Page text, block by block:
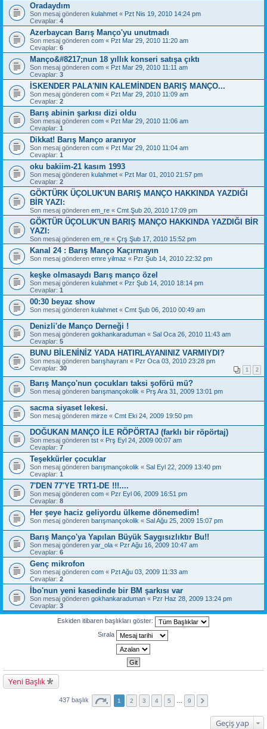
Oradaydım
Son mesaj gönderen kulahmet « Pzt Nis 19, 2010 14:24 pm
Cevaplar: 4
Azerbaycan Barış Manço'yu unutmadı
Son mesaj gönderen com « Pzt Mar 29, 2010 11:20 am
Cevaplar: 6
Manço&#8217;nun 18 yıllık konseri satışa çıktı
Son mesaj gönderen com « Pzt Mar 29, 2010 11:11 am
Cevaplar: 3
İSKENDER PALA'NIN KALEMİNDEN BARIŞ MANÇO...
Son mesaj gönderen com « Pzt Mar 29, 2010 11:09 am
Cevaplar: 2
Barış abinin şarkısı dizi oldu
Son mesaj gönderen com « Pzt Mar 29, 2010 11:06 am
Cevaplar: 1
Dikkat! Barış Manço aranıyor
Son mesaj gönderen com « Pzt Mar 29, 2010 11:04 am
Cevaplar: 1
oku bakiim-21 kasım 1993
Son mesaj gönderen kulahmet « Pzt Mar 01, 2010 21:57 pm
Cevaplar: 2
GÖKTÜRK ÜÇOLUK'UN BARIŞ MANÇO HAKKINDA YAZDIĞI
BİR YAZI:
Son mesaj gönderen em_re « Cmt Şub 20, 2010 17:09 pm
GÖKTÜR ÜÇOLUK'UN BARIŞ MANÇO HAKKINDA YAZDIĞI BİR
YAZI:
Son mesaj gönderen em_re « Çrş Şub 17, 2010 15:52 pm
Kanal 24 : Barış Manço Kaçırmayın
Son mesaj gönderen emre yilmaz « Pzr Şub 14, 2010 22:32 pm
keşke olmasaydı Barış manço özel
Son mesaj gönderen kulahmet « Pzr Şub 14, 2010 18:14 pm
Cevaplar: 1
00:30 beyaz show
Son mesaj gönderen kulahmet « Cmt Şub 06, 2010 00:49 am
Denizli'de Manço Derneği !
Son mesaj gönderen gokhankaraduman « Sal Oca 26, 2010 11:43 am
Cevaplar: 5
BUNU BİLENİNİZ YADA HATIRLAYANINIZ VARMIYDI?
Son mesaj gönderen barışhayranı « Pzr Oca 03, 2010 23:28 pm
Cevaplar: 30 1 2
Barış Manço'nun çocukları taksi şoförü mü?
Son mesaj gönderen barışmançokolik « Prş Ara 31, 2009 13:01 pm
sacma siyaset lekesi.
Son mesaj gönderen mirze « Cmt Eki 24, 2009 19:50 pm
DOĞUKAN MANÇO İLE RÖPÖRTAJ (farklı bir röpörtaj)
Son mesaj gönderen tst « Prş Eyl 24, 2009 00:07 am
Cevaplar: 7
Teşekkürler çocuklar
Son mesaj gönderen barışmançokolik « Sal Eyl 22, 2009 13:40 pm
Cevaplar: 1
7'DEN 77'YE TRT1-DE !!!....
Son mesaj gönderen com « Pzr Eyl 06, 2009 16:51 pm
Cevaplar: 8
Her şeye haciz geliyordu ülkeme dönemedim!
Son mesaj gönderen barışmançokolik « Sal Ağu 25, 2009 15:07 pm
Barış Manço'ya Yapılan Büyük Saygısızlıktır Bu!!
Son mesaj gönderen yar_ola « Pzr Ağu 16, 2009 10:47 am
Cevaplar: 6
Genç mikrofon
Son mesaj gönderen com « Pzt Ağu 03, 2009 11:33 am
Cevaplar: 2
İbo'nun yeni kasedinde bir BM şarkısı var
Son mesaj gönderen gokhankaraduman « Pzr Haz 28, 2009 13:24 pm
Cevaplar: 3
Eskiden itibaren başlıkları göster:
Sırala
Yeni Başlık
437 başlık 1 2 3 4 5 9
Geçiş yap